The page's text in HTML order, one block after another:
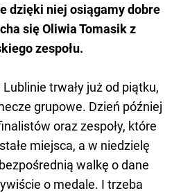
dzięki niej osiągamy dobre
się Oliwia Tomasik z
zespołu.
trwały już od piątku,
grupowe. Dzień później
oraz zespoły, które
miejsca, a w niedzielę
walkę o dane
o medale. I trzeba